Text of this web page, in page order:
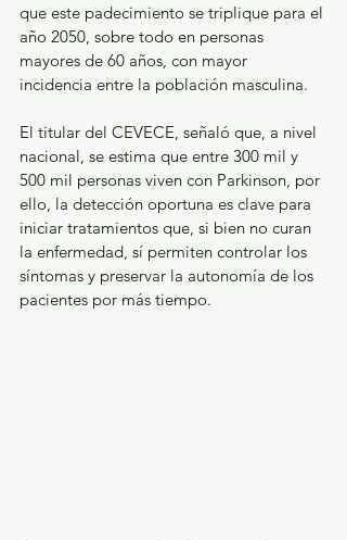
que este padecimiento se triplique para el
año 2050, sobre todo en personas
mayores de 60 años, con mayor
incidencia entre la población masculina.
El titular del CEVECE, señaló que, a nivel
nacional, se estima que entre 300 mil y
500 mil personas viven con Parkinson, por
ello, la detección oportuna es clave para
iniciar tratamientos que, si bien no curan
la enfermedad, sí permiten controlar los
síntomas y preservar la autonomía de los
pacientes por más tiempo.